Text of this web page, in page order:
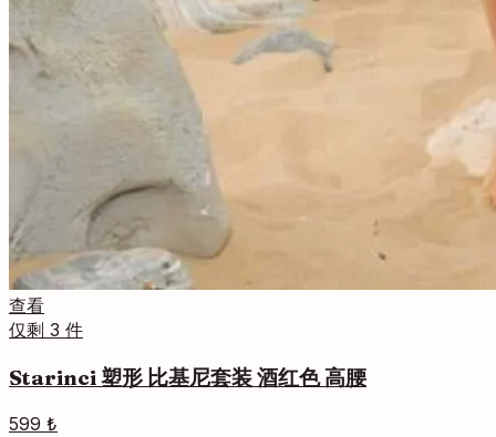
查看
仅剩 3 件
Starinci 塑形 比基尼套装 酒红色 高腰
599 ₺